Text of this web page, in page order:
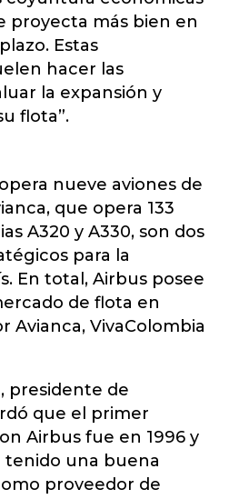
proyecta más bien en
Estas
hacer las
la expansión y
flota”.
nueve aviones de
que opera 133
A320 y A330, son dos
para la
En total, Airbus posee
de flota en
Avianca, VivaColombia
presidente de
que el primer
Airbus fue en 1996 y
tenido una buena
proveedor de